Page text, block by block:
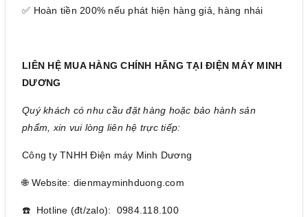
✅ Hoàn tiền 200% nếu phát hiện hàng giả, hàng nhái
LIÊN HỆ MUA HÀNG CHÍNH HÃNG TẠI ĐIỆN MÁY MINH
DƯƠNG
Quý khách có nhu cầu đặt hàng hoặc bảo hành sản
phẩm, xin vui lòng liên hệ trực tiếp:
Công ty TNHH Điện máy Minh Dương
🌐 Website: dienmayminhduong.com
☎️ Hotline (đt/zalo): 0984.118.100